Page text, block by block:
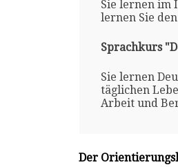
Sie lernen im
lernen Sie
Sprachkurs
Sie lernen
täglichen
Arbeit und
Der